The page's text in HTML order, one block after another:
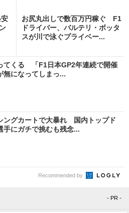
お尻丸出しで数百万円稼ぐ F1
ドライバー、バルテリ・ボッタ
スが川で泳ぐプライベー...
てくる 「F1日本GP2年連続で開催
無になってしまっ...
ングカートで大暴れ 国内トップド
手にガチで挑むも残念...
Recommended by
- PR -